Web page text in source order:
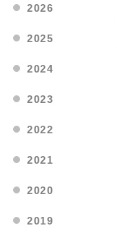
2026
2025
2024
2023
2022
2021
2020
2019